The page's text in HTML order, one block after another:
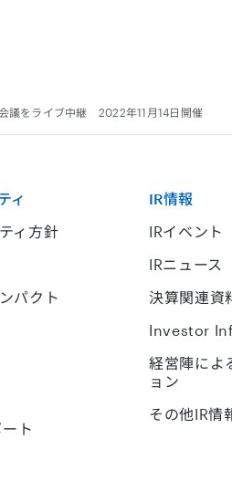
をライブ中継 2022年11月14日開催
ィ
ィ方針
パクト
ト
IR情報
IRイベント
IRニュース
決算関連資
Investor
経営陣によ
ョン
その他IR情